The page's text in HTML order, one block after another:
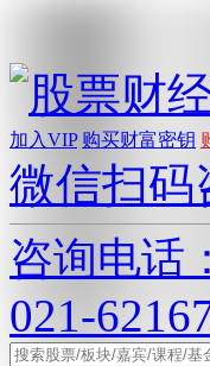
加入VIP 购买财富密钥
微信扫码
咨询电话：
021-